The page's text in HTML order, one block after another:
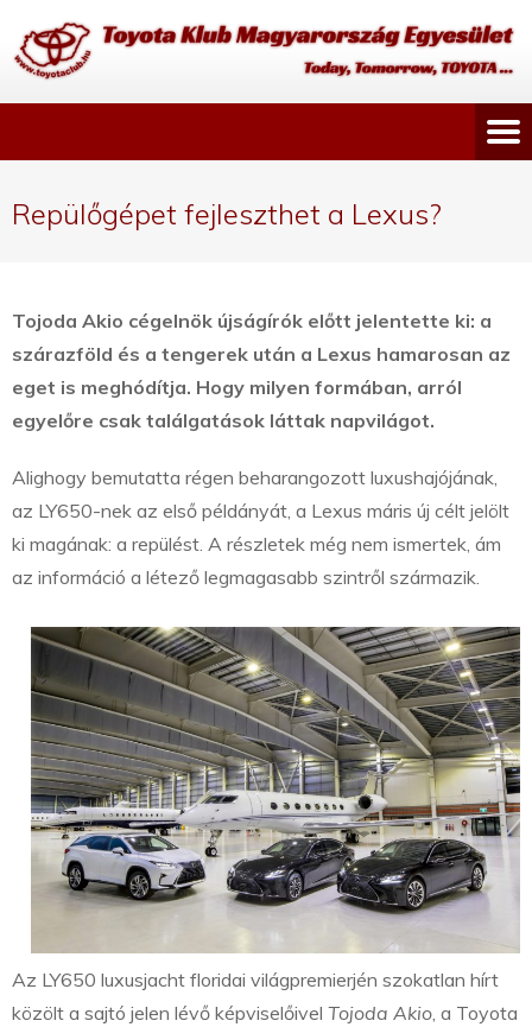
Repülőgépet fejleszthet a Lexus?
Tojoda Akio cégelnök újságírók előtt jelentette ki: a
szárazföld és a tengerek után a Lexus hamarosan az
eget is meghódítja. Hogy milyen formában, arról
egyelőre csak találgatások láttak napvilágot.
Alighogy bemutatta régen beharangozott luxushajójának,
az LY650-nek az első példányát, a Lexus máris új célt jelölt
ki magának: a repülést. A részletek még nem ismertek, ám
az információ a létező legmagasabb szintről származik.
Az LY650 luxusjacht floridai világpremierjén szokatlan hírt
közölt a sajtó jelen lévő képviselőivel Tojoda Akio, a Toyota